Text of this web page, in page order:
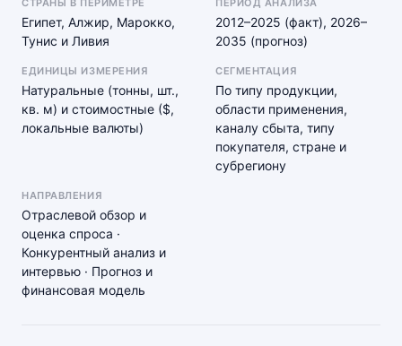
СТРАНЫ В ПЕРИМЕТРЕ
Египет, Алжир, Марокко,
Тунис и Ливия
ПЕРИОД АНАЛИЗА
2012–2025 (факт), 2026–
2035 (прогноз)
ЕДИНИЦЫ ИЗМЕРЕНИЯ
Натуральные (тонны, шт.,
кв. м) и стоимостные ($,
локальные валюты)
СЕГМЕНТАЦИЯ
По типу продукции,
области применения,
каналу сбыта, типу
покупателя, стране и
субрегиону
НАПРАВЛЕНИЯ
Отраслевой обзор и
оценка спроса ·
Конкурентный анализ и
интервью · Прогноз и
финансовая модель